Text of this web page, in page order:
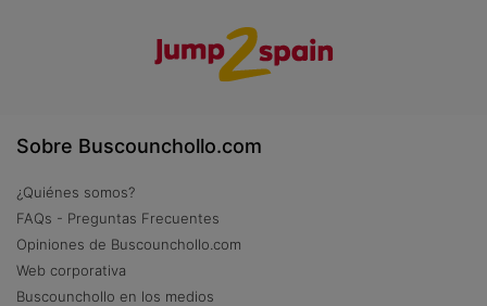
Sobre Buscounchollo.com
¿Quiénes somos?
FAQs - Preguntas Frecuentes
Opiniones de Buscounchollo.com
Web corporativa
Buscounchollo en los medios